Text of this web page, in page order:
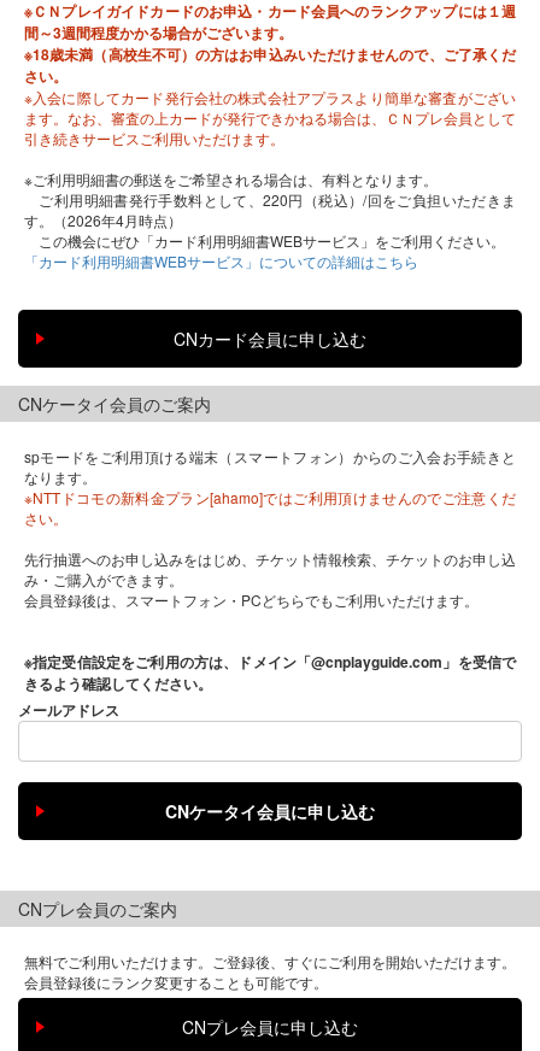
※ＣＮプレイガイドカードのお申込・カード会員へのランクアップには１週
間～3週間程度かかる場合がございます。
※18歳未満（高校生不可）の方はお申込みいただけませんので、ご了承くだ
さい。
※入会に際してカード発行会社の株式会社アプラスより簡単な審査がござい
ます。なお、審査の上カードが発行できかねる場合は、ＣＮプレ会員として
引き続きサービスご利用いただけます。
※ご利用明細書の郵送をご希望される場合は、有料となります。
ご利用明細書発行手数料として、220円（税込）/回をご負担いただきま
す。（2026年4月時点）
この機会にぜひ「カード利用明細書WEBサービス」をご利用ください。
「カード利用明細書WEBサービス」についての詳細はこちら
CNケータイ会員のご案内
spモードをご利用頂ける端末（スマートフォン）からのご入会お手続きと
なります。
※NTTドコモの新料金プラン[ahamo]ではご利用頂けませんのでご注意くだ
さい。
先行抽選へのお申し込みをはじめ、チケット情報検索、チケットのお申し込
み・ご購入ができます。
会員登録後は、スマートフォン・PCどちらでもご利用いただけます。
※指定受信設定をご利用の方は、ドメイン「@cnplayguide.com」を受信で
きるよう確認してください。
メールアドレス
CNプレ会員のご案内
無料でご利用いただけます。ご登録後、すぐにご利用を開始いただけます。
会員登録後にランク変更することも可能です。